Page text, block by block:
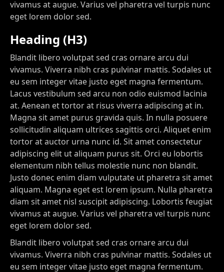
vivamus at augue. Varius vel pharetra vel turpis nunc
eget lorem dolor sed.
Heading (H3)
Blandit libero volutpat sed cras ornare arcu dui
vivamus. Viverra nibh cras pulvinar mattis. Sodales ut
eu sem integer vitae justo eget magna fermentum.
Lacus vestibulum sed arcu non odio euismod lacinia
at. Aenean et tortor at risus viverra adipiscing at in.
Magna sit amet purus gravida quis. In nulla posuere
sollicitudin aliquam ultrices sagittis orci. Aliquet enim
tortor at auctor urna nunc id. Sit amet consectetur
adipiscing elit ut aliquam purus sit. Orci eu lobortis
elementum nibh tellus molestie nunc non blandit.
Justo donec enim diam vulputate ut pharetra sit amet
aliquam. Magna eget est lorem ipsum. Nulla pharetra
diam sit amet nisl suscipit adipiscing. Lobortis feugiat
vivamus at augue. Varius vel pharetra vel turpis nunc
eget lorem dolor sed.
Blandit libero volutpat sed cras ornare arcu dui
vivamus. Viverra nibh cras pulvinar mattis. Sodales ut
eu sem integer vitae justo eget magna fermentum.